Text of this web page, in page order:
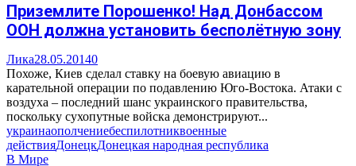
Приземлите Порошенко! Над Донбассом
ООН должна установить бесполётную зону
Лика28.05.20140
Похоже, Киев сделал ставку на боевую авиацию в
карательной операции по подавлению Юго-Востока. Атаки с
воздуха – последний шанс украинского правительства,
поскольку сухопутные войска демонстрируют...
украинаополчениебеспилотниквоенные
действияДонецкДонецкая народная республика
В Мире